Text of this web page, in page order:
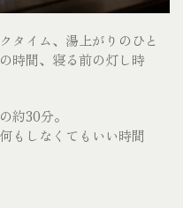
タイム、 湯上がりのひと
時間、 寝る前の灯し時
約30分。
もしなくてもいい時間